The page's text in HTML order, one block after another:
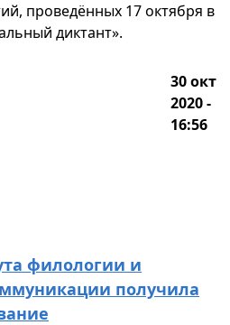
проведённых 17 октября в
диктант».
30 окт
2020 -
16:56
филологии и
получила